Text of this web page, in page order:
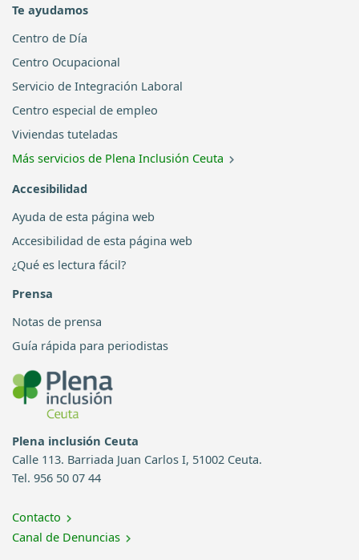
Te ayudamos
Centro de Día
Centro Ocupacional
Servicio de Integración Laboral
Centro especial de empleo
Viviendas tuteladas
Más servicios de Plena Inclusión Ceuta
Accesibilidad
Ayuda de esta página web
Accesibilidad de esta página web
¿Qué es lectura fácil?
Prensa
Notas de prensa
Guía rápida para periodistas
Plena inclusión Ceuta
Calle 113. Barriada Juan Carlos I, 51002 Ceuta.
Tel. 956 50 07 44
Contacto
Canal de Denuncias